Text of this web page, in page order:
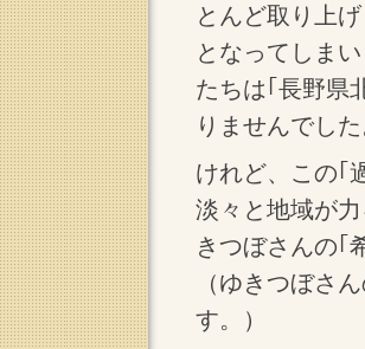
とんど取り上
となってしま
たちは｢長野県
りませんでし
けれど、この｢
淡々と地域が
きつぼさんの｢
（ゆきつぼさ
す。）